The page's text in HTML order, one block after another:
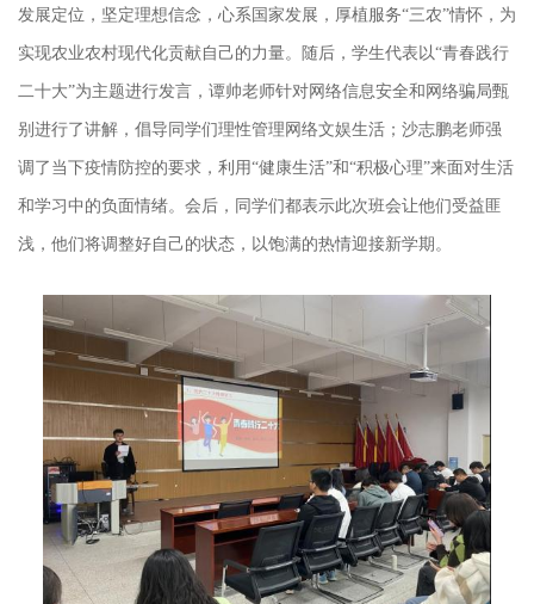
发展定位，坚定理想信念，心系国家发展，厚植服务“三农”情怀，为
实现农业农村现代化贡献自己的力量。随后，学生代表以“青春践行
二十大”为主题进行发言，谭帅老师针对网络信息安全和网络骗局甄
别进行了讲解，倡导同学们理性管理网络文娱生活；沙志鹏老师强
调了当下疫情防控的要求，利用“健康生活”和“积极心理”来面对生活
和学习中的负面情绪。会后，同学们都表示此次班会让他们受益匪
浅，他们将调整好自己的状态，以饱满的热情迎接新学期。